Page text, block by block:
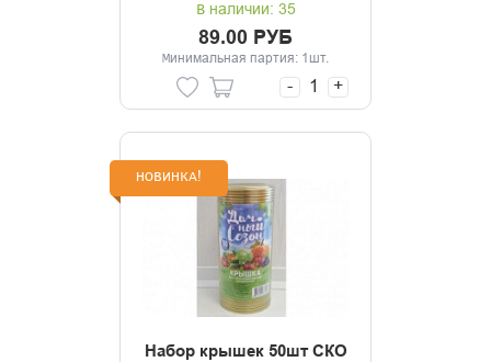
В наличии: 35
89.00 РУБ
Минимальная партия: 1шт.
- +
НОВИНКА!
Набор крышек 50шт СКО